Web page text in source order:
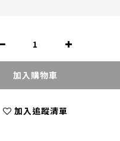
加入購物車
加入追蹤清單